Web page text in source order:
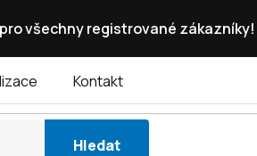
pro všechny registrované
Kontakt
Hledat